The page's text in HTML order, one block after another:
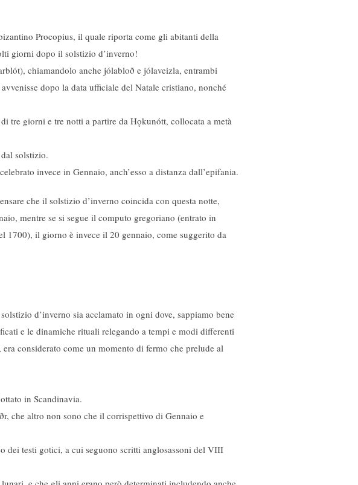
Procopius, il quale riporta come gli abitanti della
giorni dopo il solstizio d’inverno!
chiamandolo anche jólabloð e jólaveizla, entrambi
dopo la data ufficiale del Natale cristiano, nonché
tre giorni e tre notti a partire da Hǫkunótt, collocata a metà
solstizio.
invece in Gennaio, anch’esso a distanza dall’epifania.
che il solstizio d’inverno coincida con questa notte,
mentre se si segue il computo gregoriano (entrato in
1700), il giorno è invece il 20 gennaio, come suggerito da
d’inverno sia acclamato in ogni dove, sappiamo bene
e le dinamiche rituali relegando a tempi e modi differenti
considerato come un momento di fermo che prelude al
in Scandinavia.
che altro non sono che il corrispettivo di Gennaio e
dei testi gotici, a cui seguono scritti anglosassoni del VIII